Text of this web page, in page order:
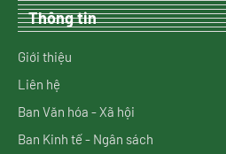
Thông tin
Giới thiệu
Liên hệ
Ban Văn hóa - Xã hội
Ban Kinh tế - Ngân sách